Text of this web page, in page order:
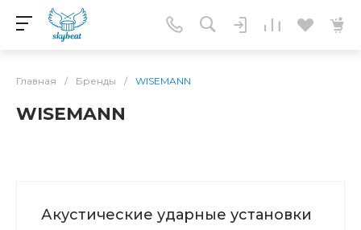
Главная / Бренды / WISEMANN
WISEMANN
Акустические ударные установки